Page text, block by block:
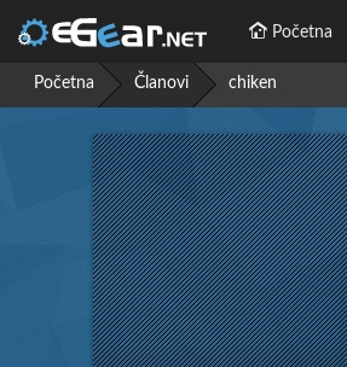
Početna
Početna Članovi chiken